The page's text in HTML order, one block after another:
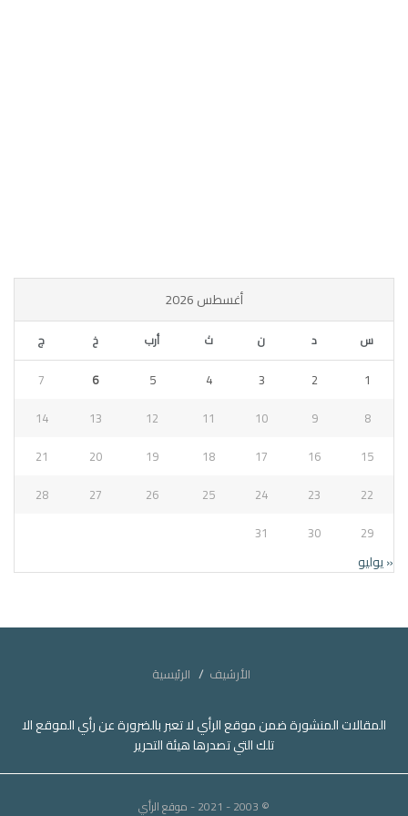
أغسطس 2026
س د ن ث أرب خ ج
1
2
3
4
5
6
7
8
9
10
11
12
13
14
15
16
17
18
19
20
21
22
23
24
25
26
27
28
29
30
31
« يوليو
الأرشيف الرئيسية
المقالات المنشورة ضمن موقع الرأي لا تعبر بالضرورة عن رأي الموقع الا
تلك التي تصدرها هيئة التحرير
© 2003 - 2021 - موقع الرأي